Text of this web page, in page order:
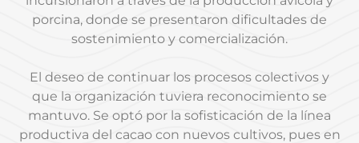
porcina, donde se presentaron dificultades de
sostenimiento y comercialización.
El deseo de continuar los procesos colectivos y
que la organización tuviera reconocimiento se
mantuvo. Se optó por la sofisticación de la línea
productiva del cacao con nuevos cultivos, pues en